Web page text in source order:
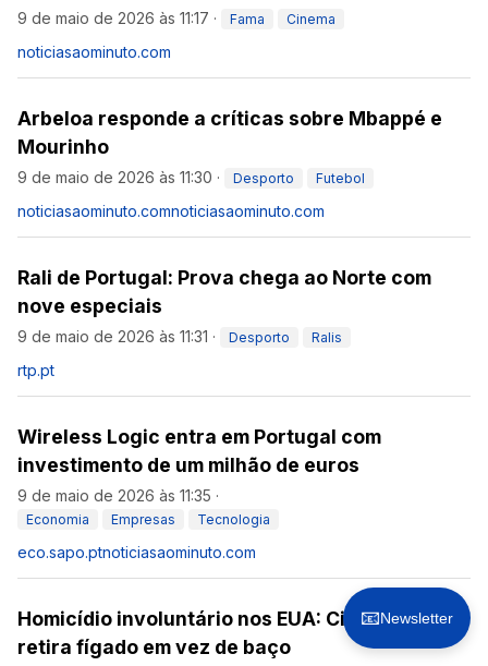
9 de maio de 2026 às 11:17 · Fama Cinema
noticiasaominuto.com
Arbeloa responde a críticas sobre Mbappé e
Mourinho
9 de maio de 2026 às 11:30 · Desporto Futebol
noticiasaominuto.comnoticiasaominuto.com
Rali de Portugal: Prova chega ao Norte com
nove especiais
9 de maio de 2026 às 11:31 · Desporto Ralis
rtp.pt
Wireless Logic entra em Portugal com
investimento de um milhão de euros
9 de maio de 2026 às 11:35 ·
Economia Empresas Tecnologia
eco.sapo.ptnoticiasaominuto.com
Homicídio involuntário nos EUA: Cirurgião
retira fígado em vez de baço
📧Newsletter